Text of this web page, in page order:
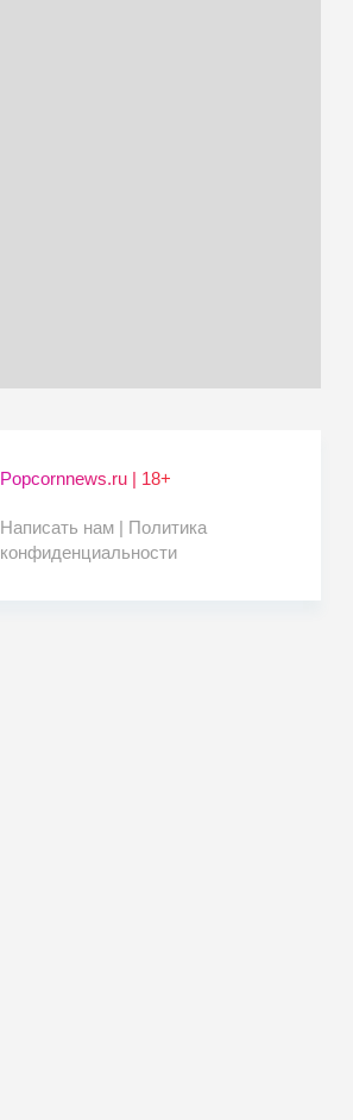
Popcornnews.ru | 18+
Написать нам | Политика
конфиденциальности